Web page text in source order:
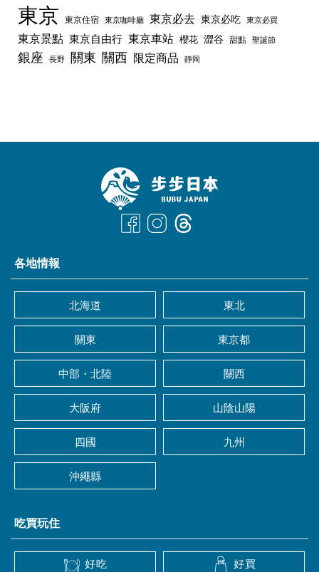
東京 東京住宿 東京咖啡廳 東京必去 東京必吃 東京必買
東京景點 東京自由行 東京車站 櫻花 澀谷 甜點 聖誕節
銀座 長野 關東 關西 限定商品 靜岡
各地情報
北海道 東北
關東 東京都
中部・北陸 關西
大阪府 山陰山陽
四國 九州
沖繩縣
吃買玩住
好吃 好買